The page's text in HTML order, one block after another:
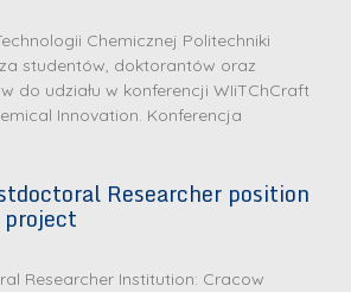
Chemicznej Politechniki
studentów, doktorantów oraz
do udziału w konferencji WIiTChCraft
Innovation. Konferencja
Researcher position
project
Researcher Institution: Cracow